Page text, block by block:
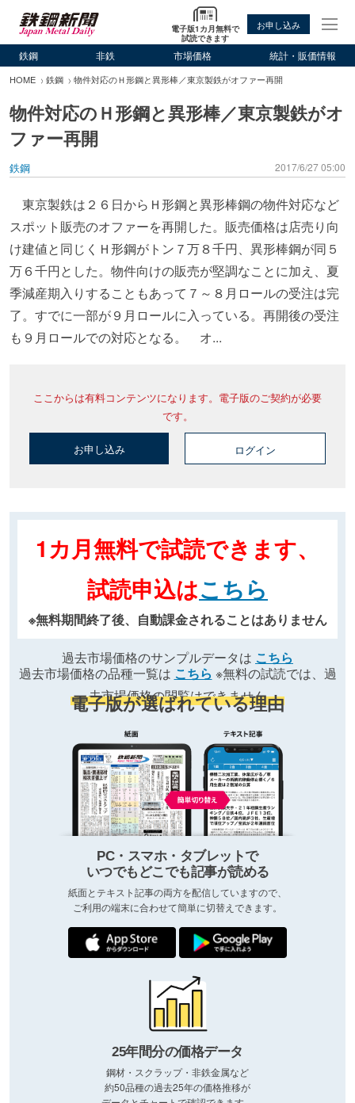
電子版1カ月無料で
試読できます
お申し込み
鉄鋼 非鉄 市場価格 統計・販価情報
HOME 鉄鋼 物件対応のＨ形鋼と異形棒／東京製鉄がオファー再開
物件対応のＨ形鋼と異形棒／東京製鉄がオ
ファー再開
鉄鋼 2017/6/27 05:00
東京製鉄は２６日からＨ形鋼と異形棒鋼の物件対応など
スポット販売のオファーを再開した。販売価格は店売り向
け建値と同じくＨ形鋼がトン７万８千円、異形棒鋼が同５
万６千円とした。物件向けの販売が堅調なことに加え、夏
季減産期入りすることもあって７～８月ロールの受注は完
了。すでに一部が９月ロールに入っている。再開後の受注
も９月ロールでの対応となる。 オ...
ここからは有料コンテンツになります。電子版のご契約が必要
です。
お申し込み ログイン
1カ月無料で試読できます、
試読申込はこちら
※無料期間終了後、自動課金されることはありません
過去市場価格のサンプルデータは こちら
過去市場価格の品種一覧は こちら ※無料の試読では、過
去市場価格の閲覧はできません
電子版が選ばれている理由
PC・スマホ・タブレットで
いつでもどこでも記事が読める
紙面とテキスト記事の両方を配信していますので、
ご利用の端末に合わせて簡単に切替えできます。
25年間分の価格データ
鋼材・スクラップ・非鉄金属など
約50品種の過去25年の価格推移が